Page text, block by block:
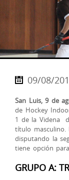
09/08/
San Luis, 9 de
de Hockey
1 de la Videna
título
disputando la
tiene opción
GRUPO A: